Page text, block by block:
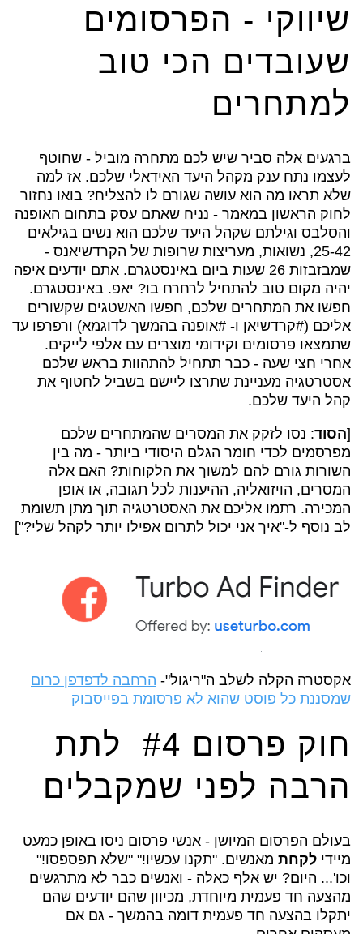
שיווקי - הפרסומים
שעובדים הכי טוב
למתחרים
ברגעים אלה סביר שיש לכם מתחרה מוביל - שחוטף
לעצמו נתח ענק מקהל היעד האידאלי שלכם. אז למה
שלא תראו מה הוא עושה שגורם לו להצליח? בואו נחזור
לחוק הראשון במאמר - נניח שאתם עסק בתחום האופנה
והסלבס וגילתם שקהל היעד שלכם הוא נשים בגילאים
25-42, נשואות, מעריצות שרופות של הקרדשיאנס -
שמבזבזות 26 שעות ביום באינסטגרם. אתם יודעים איפה
יהיה מקום טוב להתחיל לרחרח בו? יאפ. באינסטגרם.
חפשו את המתחרים שלכם, חפשו האשטגים שקשורים
אליכם (#קרדשיאן ו- #אופנה בהמשך לדוגמא) ורפרפו עד
שתמצאו פרסומים וקידומי מוצרים עם אלפי לייקים.
אחרי חצי שעה - כבר תתחיל להתהוות בראש שלכם
אסטרטגיה מעניינת שתרצו ליישם בשביל לחטוף את
קהל היעד שלכם.
[הסוד: נסו לזקק את המסרים שהמתחרים שלכם
מפרסמים לכדי חומר הגלם היסודי ביותר - מה בין
השורות גורם להם למשוך את הלקוחות? האם אלה
המסרים, הויזואליה, ההיענות לכל תגובה, או אופן
המכירה. רתמו אליכם את האסטרטגיה תוך מתן תשומת
לב נוסף ל-"איך אני יכול לתרום אפילו יותר לקהל שלי?"]
אקסטרה הקלה לשלב ה"ריגול"- הרחבה לדפדפן כרום
שמסננת כל פוסט שהוא לא פרסומת בפייסבוק
חוק פרסום #4 לתת
הרבה לפני שמקבלים
בעולם הפרסום המיושן - אנשי פרסום ניסו באופן כמעט
מיידי לקחת מאנשים. "תקנו עכשיו!" "שלא תפספסו!"
וכו'... היום? יש אלף כאלה - ואנשים כבר לא מתרגשים
מהצעה חד פעמית מיוחדת, מכיוון שהם יודעים שהם
יתקלו בהצעה חד פעמית דומה בהמשך - גם אם